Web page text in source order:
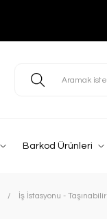
Barkod Ürünleri
İş İstasyonu - Taşınabilir